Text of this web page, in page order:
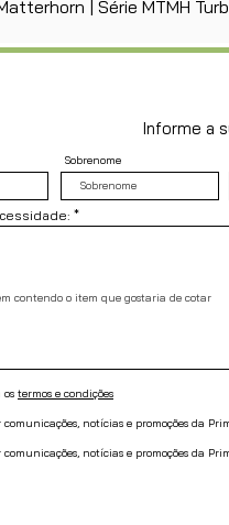
| Série MTMH
Informe a
Sobrenome
os termos e condições
comunicações, notícias e promoções da
comunicações, notícias e promoções da